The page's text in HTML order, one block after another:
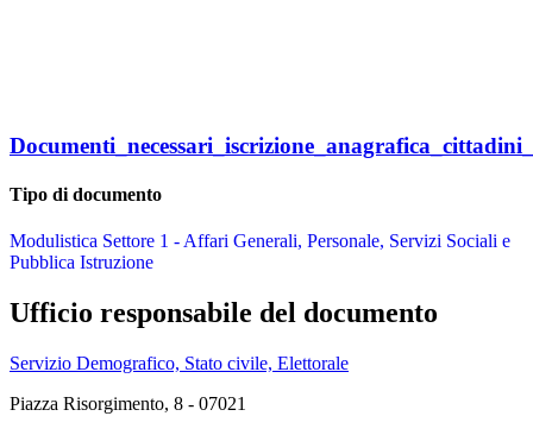
Tipo di documento
Modulistica Settore 1 - Affari Generali, Personale, Servizi Sociali e
Pubblica Istruzione
Ufficio responsabile del documento
Servizio Demografico, Stato civile, Elettorale
Piazza Risorgimento, 8 - 07021